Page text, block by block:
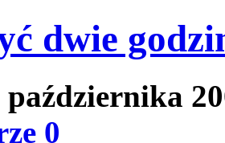
dwie
października
0